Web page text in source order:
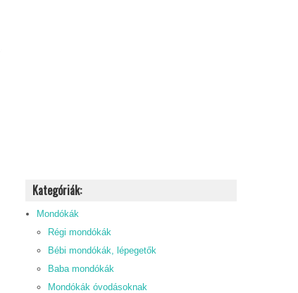
Kategóriák:
Mondókák
Régi mondókák
Bébi mondókák, lépegetők
Baba mondókák
Mondókák óvodásoknak